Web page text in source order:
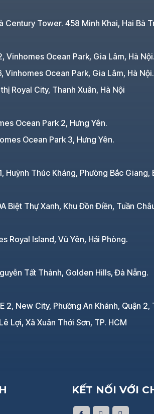
Century Tower. 458 Minh Khai, Hai Bà
Vinhomes Ocean Park, Gia Lâm, Hà Nội.
Vinhomes Ocean Park, Gia Lâm, Hà Nội.
Royal City, Thanh Xuân, Hà Nội
Ocean Park 2, Hưng Yên.
Ocean Park 3, Hưng Yên.
Huỳnh Thúc Kháng, Phường Bắc Giang,
Biệt Thự Xanh, Khu Đồn Điền, Tuần
Royal Island, Vũ Yên, Hải Phòng.
Tất Thành, Golden Hills, Đà Nẵng.
2, New City, Phường An Khánh, Quận 2,
Lợi, Xã Xuân Thới Sơn, TP. HCM
KẾT NỐI VỚI